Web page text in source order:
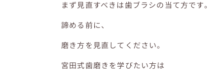
まず見直すべきは歯ブラシの当て方です。
諦める前に、
磨き方を見直してください。
宮田式歯磨きを学びたい方は